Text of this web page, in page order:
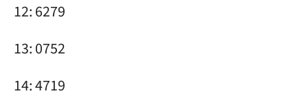
12: 6279
13: 0752
14: 4719